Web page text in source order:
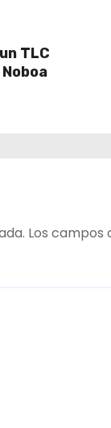
TLC
Los campos